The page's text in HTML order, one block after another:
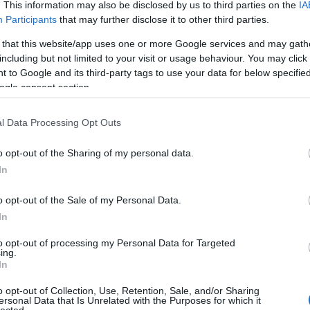
This information may also be disclosed by us to third parties on the
Participants that may further disclose it to other third parties.
that this website/app uses one or more Google services and may
but not limited to your visit or usage behaviour. You may
to Google and its third-party tags to use your data for below
consent section.
Data Processing Opt Outs
opt-out of the Sharing of my personal data.
opt-out of the Sale of my Personal Data.
opt-out of processing my Personal Data for Targeted
opt-out of Collection, Use, Retention, Sale, and/or Sharing
Data that Is Unrelated with the Purposes for which it
2008 fordulója) kötöm azt a jelenséget, amikor a
elkezdte zavarni az automatikus
amikor feedeket keresztbe-kasul kötögetnek be az
különféle közösségi szájtokba.A…
»